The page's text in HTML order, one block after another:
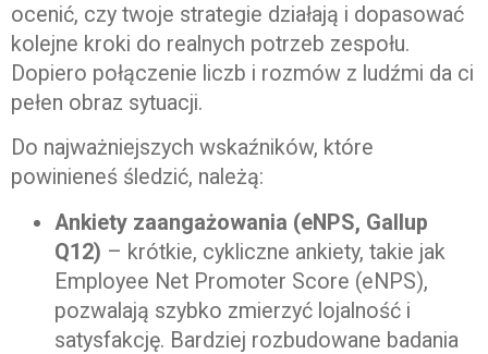
ocenić, czy twoje strategie działają i dopasować
kolejne kroki do realnych potrzeb zespołu.
Dopiero połączenie liczb i rozmów z ludźmi da ci
pełen obraz sytuacji.
Do najważniejszych wskaźników, które
powinieneś śledzić, należą:
Ankiety zaangażowania (eNPS, Gallup
Q12) – krótkie, cykliczne ankiety, takie jak
Employee Net Promoter Score (eNPS),
pozwalają szybko zmierzyć lojalność i
satysfakcję. Bardziej rozbudowane badania